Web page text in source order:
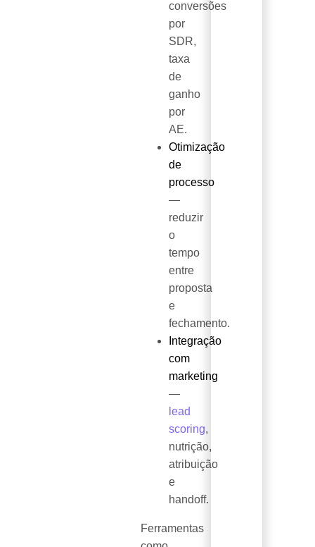
conversões
por
SDR,
taxa
de
ganho
por
AE.
Otimização
de
processo
—
reduzir
o
tempo
entre
proposta
e
fechamento.
Integração
com
marketing
—
lead
scoring,
nutrição,
atribuição
e
handoff.
Ferramentas